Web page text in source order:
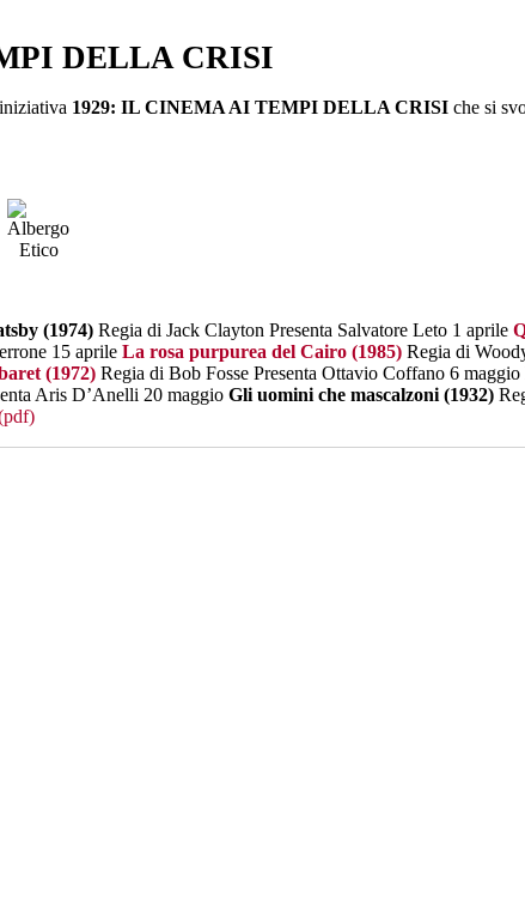
DELLA CRISI
1929: IL CINEMA AI TEMPI DELLA CRISI che si
(1974) Regia di Jack Clayton Presenta Salvatore Leto 1 aprile
15 aprile La rosa purpurea del Cairo (1985) Regia di
(1972) Regia di Bob Fosse Presenta Ottavio Coffano 6 maggio
Aris D’Anelli 20 maggio Gli uomini che mascalzoni (1932)